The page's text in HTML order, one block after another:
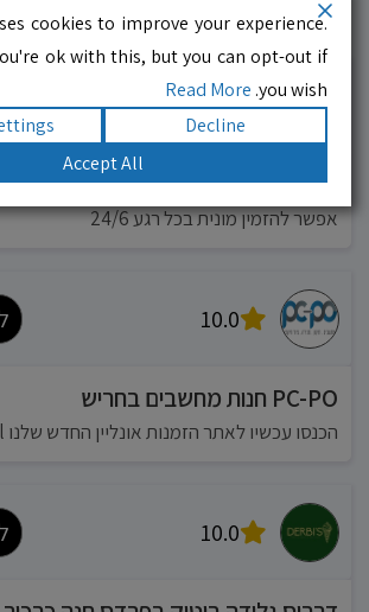
עסקים מומלצים!רוצים גם?
10.0
מוניות רחובות בילו
אפשר להזמין מונית בכל רגע 24/6
10.0
PC-PO חנות מחשבים בחריש
הכנסו עכשיו לאתר הזמנות אונליין החדש שלנו pc-po.co.il
10.0
cookies to improve your experience.
ok with this, but you can opt-out if
you wish.
Read More
Decline
Accept All